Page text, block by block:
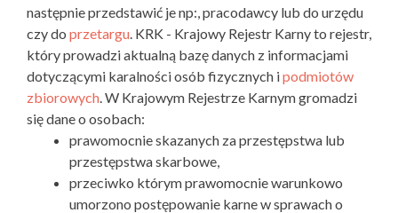
następnie przedstawić je np:, pracodawcy lub do urzędu
czy do przetargu. KRK - Krajowy Rejestr Karny to rejestr,
który prowadzi aktualną bazę danych z informacjami
dotyczącymi karalności osób fizycznych ipodmiotów
zbiorowych. W Krajowym Rejestrze Karnym gromadzi
się dane o osobach:
prawomocnie skazanych za przestępstwa lub
przestępstwa skarbowe,
przeciwko którym prawomocnie warunkowo
umorzono postępowanie karne w sprawach o